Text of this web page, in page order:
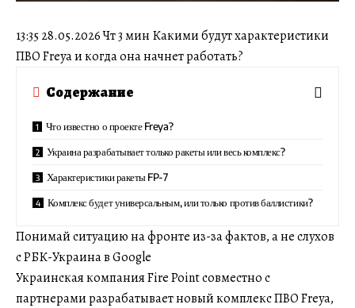
13:35 28.05.2026 Чт 3 мин Какими будут характеристики
ПВО Freya и когда она начнет работать?
Содержание
Что известно о проекте Freya?
Украина разрабатывает только ракеты или весь комплекс?
Характеристики ракеты FP-7
Комплекс будет универсальным, или только против баллистики?
Понимай ситуацию на фронте из-за фактов, а не слухов
с РБК-Украина в Google
Украинская компания Fire Point совместно с
партнерами разрабатывает новый комплекс ПВО Freya,